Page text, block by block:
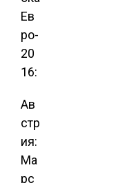
Ев
ро-
20
16:
Ав
стр
ия:
Ма
рс